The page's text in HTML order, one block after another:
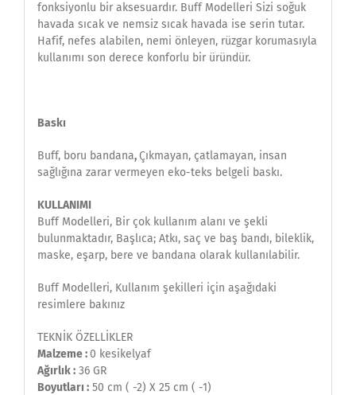
fonksiyonlu bir aksesuardır. Buff Modelleri Sizi soğuk
havada sıcak ve nemsiz sıcak havada ise serin tutar.
Hafif, nefes alabilen, nemi önleyen, rüzgar korumasıyla
kullanımı son derece konforlu bir üründür.
Baskı
Buff, boru bandana,Çıkmayan, çatlamayan, insan
sağlığına zarar vermeyen eko-teks belgeli baskı.
KULLANIMI
Buff Modelleri, Bir çok kullanım alanı ve şekli
bulunmaktadır, Başlıca; Atkı, saç ve baş bandı, bileklik,
maske, eşarp, bere ve bandana olarak kullanılabilir.
Buff Modelleri, Kullanım şekilleri için aşağıdaki
resimlere bakınız
TEKNİK ÖZELLİKLER
Malzeme :0 kesikelyaf
Ağırlık :36 GR
Boyutları :50 cm ( -2) X 25 cm ( -1)